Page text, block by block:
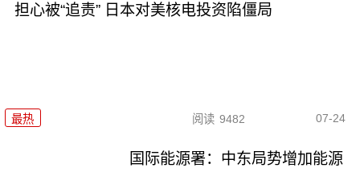
担心被“追责” 日本对美核电投资陷僵局
最热 阅读 9482 07-24
国际能源署：中东局势增加能源